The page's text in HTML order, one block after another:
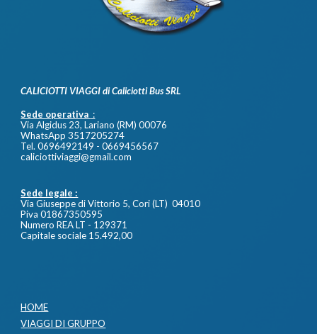
CALICIOTTI VIAGGI di Caliciotti Bus SRL
Sede operativa :
Via Algidus 23, Lariano (RM) 00076
WhatsApp 3517205274
Tel. 0696492149 - 0669456567
caliciottiviaggi@gmail.com
Sede legale :
Via Giuseppe di Vittorio 5, Cori (LT) 04010
Piva 01867350595
Numero REA LT - 129371
Capitale sociale 15.492,00
HOME
VIAGGI DI GRUPPO